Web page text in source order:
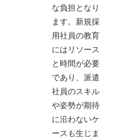
な負担となり
ます。新規採
用社員の教育
にはリソース
と時間が必要
であり、派遣
社員のスキル
や姿勢が期待
に沿わないケ
ースも生じま